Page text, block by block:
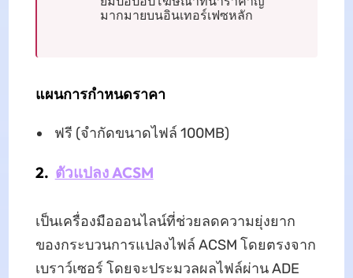
มากมายบนอินเทอร์เฟซหลัก
แผนการกำหนดราคา
ฟรี (จำกัดขนาดไฟล์ 100MB)
2. ตัวแปลง ACSM
เป็นเครื่องมือออนไลน์ที่ช่วยลดความยุ่งยาก
ของกระบวนการแปลงไฟล์ ACSM โดยตรงจาก
เบราว์เซอร์ โดยจะประมวลผลไฟล์ผ่าน ADE